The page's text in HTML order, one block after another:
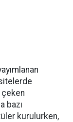
çeken
bazı
kurulurken,